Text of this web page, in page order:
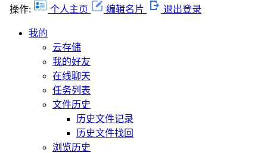
操作: 个人主页 编辑名片 退出登录
我的
云存储
我的好友
在线聊天
任务列表
文件历史
历史文件记录
历史文件找回
浏览历史